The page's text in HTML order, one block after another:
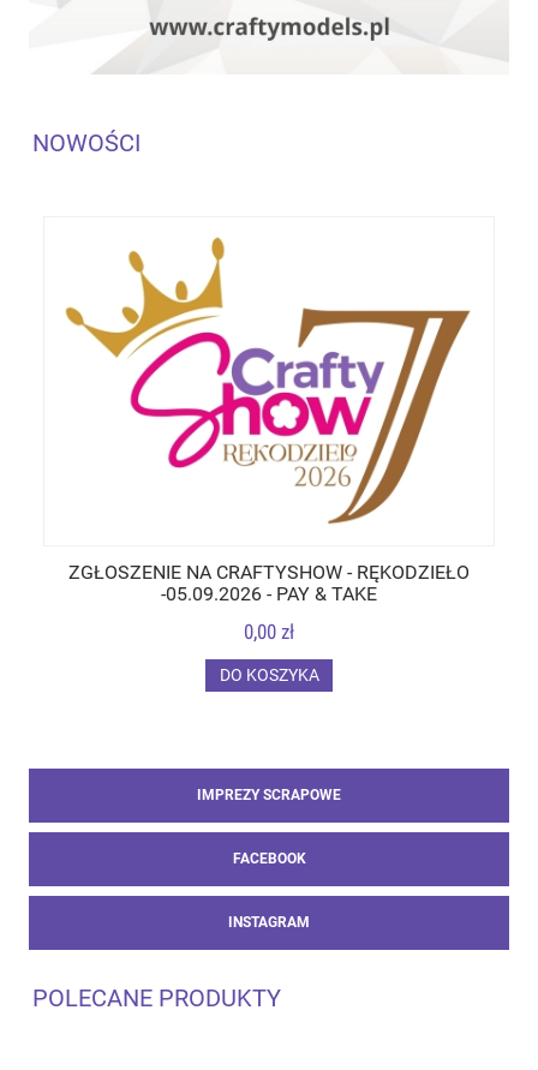
NOWOŚCI
ZGŁOSZENIE NA CRAFTYSHOW - RĘKODZIEŁO
-05.09.2026 - PAY & TAKE
0,00 zł
DO KOSZYKA
IMPREZY SCRAPOWE
FACEBOOK
INSTAGRAM
POLECANE PRODUKTY